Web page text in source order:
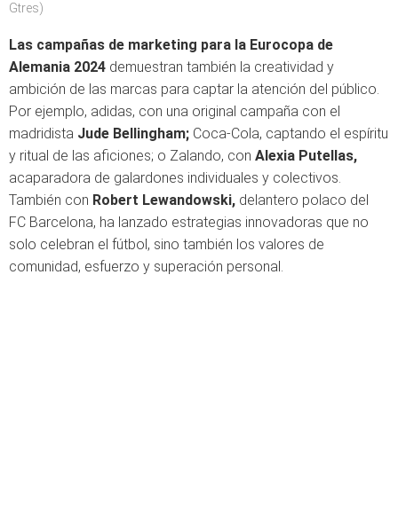
Gtres)
Las campañas de marketing para la Eurocopa de
Alemania 2024 demuestran también la creatividad y
ambición de las marcas para captar la atención del público.
Por ejemplo, adidas, con una original campaña con el
madridista Jude Bellingham; Coca-Cola, captando el espíritu
y ritual de las aficiones; o Zalando, con Alexia Putellas,
acaparadora de galardones individuales y colectivos.
También con Robert Lewandowski, delantero polaco del
FC Barcelona, ha lanzado estrategias innovadoras que no
solo celebran el fútbol, sino también los valores de
comunidad, esfuerzo y superación personal.